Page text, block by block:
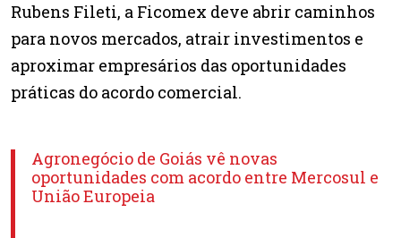
Rubens Fileti, a Ficomex deve abrir caminhos
para novos mercados, atrair investimentos e
aproximar empresários das oportunidades
práticas do acordo comercial.
Agronegócio de Goiás vê novas
oportunidades com acordo entre Mercosul e
União Europeia